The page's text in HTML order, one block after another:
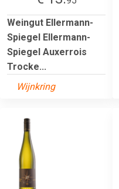
Weingut Ellermann-
Spiegel Ellermann-
Spiegel Auxerrois
Trocke...
Wijnkring